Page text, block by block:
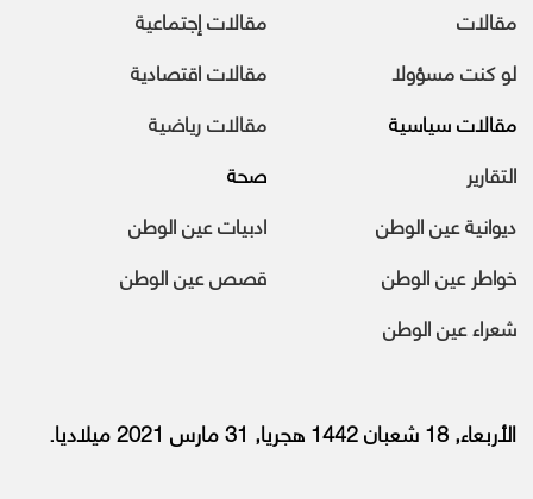
مقالات
مقالات إجتماعية
لو كنت مسؤولا
مقالات اقتصادية
مقالات سياسية
مقالات رياضية
التقارير
صحة
ديوانية عين الوطن
ادبيات عين الوطن
خواطر عين الوطن
قصص عين الوطن
شعراء عين الوطن
الأربعاء, 18 شعبان 1442 هجريا, 31 مارس 2021 ميلاديا.